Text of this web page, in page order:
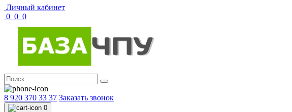
Личный кабинет
0 0 0
8 920 370 33 37 Заказать звонок
0